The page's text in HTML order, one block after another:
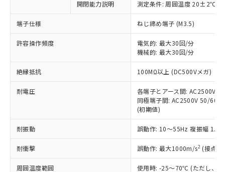
開閉能力説明 測定条件: 周囲温度 20±2℃、
端子仕様 ねじ締め端子 (M3.5)
許容操作頻度
電気的: 最大30回/分
機械的: 最大30回/分
絶縁抵抗 100MΩ以上 (DC500Vメガ)
耐電圧
各端子とアース間: AC2500V
同極端子間: AC2500V 50/
(初期値)
耐振動 誤動作: 10～55Hz 複振幅
耐衝撃 誤動作: 最大1000m/s2 (接点
周囲温度範囲
使用時: -25～70℃ (ただし、氷
以下の条件をお読みいただき、同意のうえ
ご利用ください。
本サービスは、当社制御機器事業取扱
商品の当社在庫状況および標準価格
(税抜)を提供させていただくもので
当社制御機器事業取扱商品の中には、
本サービスの対象外となる商品もある
ことをご了承ください。
在庫状況および標準価格照会結果は、
記載している更新日時点での社内デー
タに基づき作成されるものであり、閲
覧された時点での実際の在庫および標
準価格とは異なる場合があることをご
対応予定なし：EU RoHS指令（10物質）の
非含有に非対応の商品で、対応品を出す予
定はありません。
非含有の対応状況を調査中または確認中の
非該当品：ライセンス料など無形物で、有
害物質有無と関係のない商品です。
仕入先様の事情により、非含有部品として
いたものが、含有品と判明した場合などや
むを得ず変更することがあります。
鉛(Pb) 1000ppm以下、 水銀(Hg) 1000ppm以下、 カド
(PBDE) 1000ppm以下、フタル酸ビス(2-エチルヘキシ
※1 中国RoHS○×表
「○」：最大均質材料含有率が中国RoHSの
基準値以下であることを示します。
「×」：最大均質材料含有率が中国RoHSの
基準値を超えていることを示します。
「－」：未確認です。当社販売部門へお問
*中国RoHS10物質の基準値 (GB/T26572)：
Pb(鉛) :1000ppm、 Hg(水銀) : 1000ppm、 Cd(カドミウ
Cr(Ⅵ)(六価クロム) : 1000ppm、 PBBs(ポリ臭化ビフェ
当社は、これら貴社製品のうち、外国
為替および外国貿易法に定める商品
（以下｢規制貨物等」という）を輸出
または国外への提供する場合は、日本
国政府の輸出許可(または役務取引許